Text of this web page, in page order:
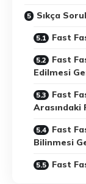
Sıkça
Fast
Fast
Edilmesi
Fast
Arasındaki
Fast
Bilinmesi
Fast